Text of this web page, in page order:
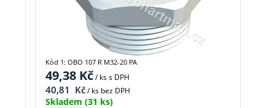
49,38 Kč/ kss DPH
40,81 Kč/ ks bez DPH
Skladem (31 ks)
Kód 1: OBO 107 R M32-20 PA